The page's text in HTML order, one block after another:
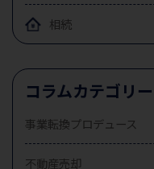
相続
コラムカテゴリー
事業転換プロデュース
不動産売却